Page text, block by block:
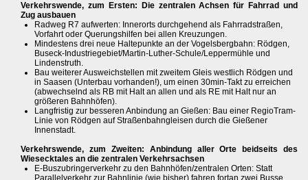
Verkehrswende, zum Ersten: Die zentralen Achsen für Fahrrad und
Zug ausbauen
Radweg R7 aufwerten: Innerorts durchgehend als Fahrradstraßen,
Vorfahrt oder Querungshilfen bei allen Kreuzungen.
Mindestens drei neue Haltepunkte an der Vogelsbergbahn: Rödgen,
Buseck-Industriegebiet/Martin-Luther-Schule/Leppermühle und
Lindenstruth.
Bau weiterer Ausweichstellen mit zweitem Gleis westlich Rödgen und
in Saasen (Unterbau vorhanden!), um einen 30min-Takt zu erreichen
(abwechselnd als RB mit Halt an allen und als RE mit Halt nur an
größeren Bahnhöfen).
Langfristig zur besseren Anbindung an Gießen: Bau einer RegioTram-
Linie von Rödgen auf Straßenbahngleisen durch die Gießener
Innenstadt.
Verkehrswende, zum Zweiten: Anbindung aller Orte beidseits des
Wiesecktales an die zentralen Verkehrsachsen
E-Buszubringerverkehr zu den Bahnhöfen/zentralen Orten: Statt